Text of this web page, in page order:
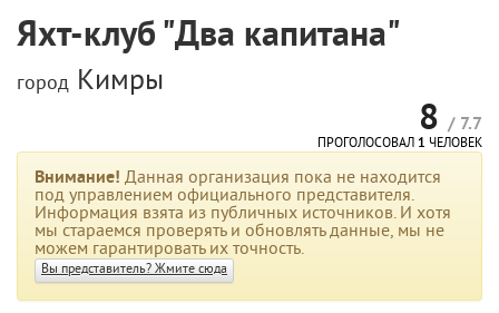
Яхт-клуб "Два капитана"
город Кимры
8 / 7.7
ПРОГОЛОСОВАЛ 1 ЧЕЛОВЕК
Внимание! Данная организация пока не находится
под управлением официального представителя.
Информация взята из публичных источников. И хотя
мы стараемся проверять и обновлять данные, мы не
можем гарантировать их точность.
Вы представитель? Жмите сюда